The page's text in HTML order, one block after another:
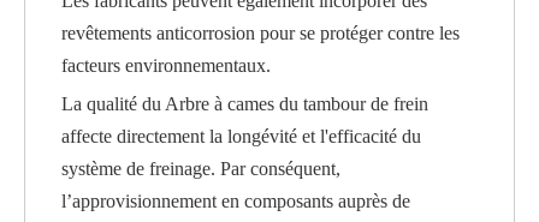
revêtements anticorrosion pour se protéger contre les
facteurs environnementaux.
La qualité du Arbre à cames du tambour de frein
affecte directement la longévité et l'efficacité du
système de freinage. Par conséquent,
l’approvisionnement en composants auprès de